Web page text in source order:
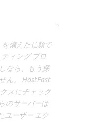
備えた信頼で
ィング プロ
なら、もう探
ん。 HostFast
スにチェック
のサーバーは
ユーザー エク